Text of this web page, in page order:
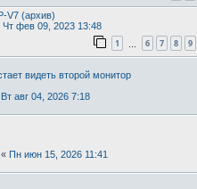
V7 (архив)
Чт фев 09, 2023 13:48
1 6 7 8 9
видеть второй монитор
Вт авг 04, 2026 7:18
« Пн июн 15, 2026 11:41